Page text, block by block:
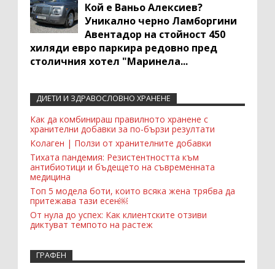
Кой е Ваньо Алексиев?
Уникално черно Ламборгини
Авентадор на стойност 450
хиляди евро паркира редовно пред
столичния хотел "Маринела...
Recent Comments Widget
ДИЕТИ И ЗДРАВОСЛОВНО ХРАНЕНЕ
Как да комбинираш правилното хранене с
хранителни добавки за по-бързи резултати
Колаген | Ползи от хранителните добавки
Тихата пандемия: Резистентността към
антибиотици и бъдещето на съвременната
медицина
Топ 5 модела боти, които всяка жена трябва да
притежава тази есен￼
От нула до успех: Как клиентските отзиви
диктуват темпото на растеж
ГРАФЕН